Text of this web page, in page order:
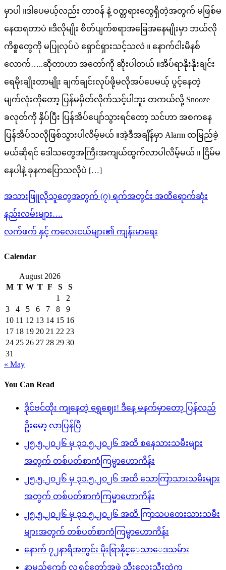
မှာပါ ။ဒါပေမယ့်လည်း တာဝန် နဲ့ ဝတ္တရားတွေရှိတဲ့အတွက် မဖြစ်မ
နေထရတာပဲ ။ဒီလိုမျိုး စိတ်ပျက်စရာအခြေအနေမျိုးမှာ ဘယ်လို
ကိစ္စတွေကို မပြုလုပ်ပဲ ရှောင်ရှားသင့်သလဲ ။ နောက်ငါးမိနစ်
လောက်…..ဆိုတာဟာ အတော်ကို ဆိုးပါတယ် ။အိပ်ရာနိုးနိုးချင်း
ရေမိုးချိုးတာမျိုး ချက်ချင်းလုပ်ဖို့မလိုအပ်ပေမယ့် ပွင့်နေတဲ့
မျက်လုံးကိုတော့ ပြန်မမှိတ်လိုက်သင့်ပါဘူး တကယ်လို့ Snooze
ခလုတ်ကို နှိပ်ပြီး ပြန်အိပ်ပျော်သွားရင်တော့ သင်ဟာ အစကနေ
ပြန်အိပ်သလိုဖြစ်သွားပါလိမ့်မယ် ။အဲ့ဒီအချိန်မှာ Alarm ထမြည်ခဲ့
မယ်ဆိုရင် ဒေါသတွေအကြီးအကျယ်ထွက်လာပါလိမ့်မယ် ။ ငြိမ်မ
နေပါနဲ့ ခုနကပြောသလိုပဲ […]
Post
navigation
အသားဖြူလိုသူတွေအတွက် (၇) ရက်အတွင်း အထိရောက်ဆုံး
နည်းလမ်းများ….
လက်ဖက် နှင့် ကလေးငယ်များ၏ ကျန်းမာရေး
Calendar
August 2026
M T W T F S
S
1
2
3
4 5 6 7 8
9
10 11 12 13 14 15 16
17 18 19 20 21 22 23
24 25 26 27 28 29 30
31
« May
You Can Read
ဒိုင်ဗင်ထိုး ကျနေတဲ့ ရွှေဈေး! ဒီနေ့ မနက်မှာတော့ ပြန်လည်
ဦးမော့ လာပြန်ပြီ
၂၅.၅.၂၀၂၆ မှ ၃၁.၅.၂၀၂၆ အထိ စနေသားသမီးများ
အတွက် တစ်ပတ်စာကံကြမ္မာဟောကိန်း
၂၅.၅.၂၀၂၆ မှ ၃၁.၅.၂၀၂၆ အထိ သောကြာသားသမီးများ
အတွက် တစ်ပတ်စာကံကြမ္မာဟောကိန်း
၂၅.၅.၂၀၂၆ မှ ၃၁.၅.၂၀၂၆ အထိ ကြာသပတေးသားသမီး
များအတွက် တစ်ပတ်စာကံကြမ္မာဟောကိန်း
နောက် ၇၂နာရီအတွင်း မိုးရြာနိုင္ေသာေဒသမ်ား
နာမည်ကျော် လူရွှင်တော်အဖွဲ့ သီးလေးသီးထဲက